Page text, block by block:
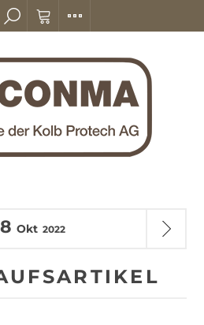
Okt 2022